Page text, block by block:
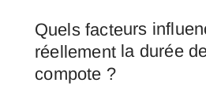
Quels facteurs
réellement la durée
compote ?